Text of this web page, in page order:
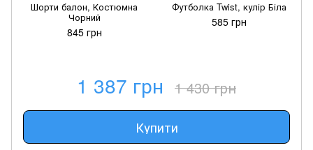
Шорти балон, Костюмна
Чорний
845 грн
Футболка Twist, кулір Біла
585 грн
1 387 грн 1 430 грн
Купити